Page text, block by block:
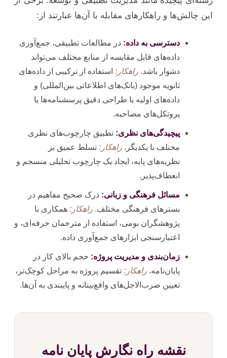
این چالش‌ها و راهکارهای مقابله با آن‌ها عبارتند از:
دسترسی به داده: در مطالعات تطبیقی، جمع‌آوری
داده‌های قابل مقایسه از منابع مختلف می‌تواند
دشوار باشد. راهکار: استفاده از ترکیبی از داده‌های
ثانویه موجود (بانک‌های اطلاعاتی بین‌المللی) و
داده‌های اولیه با طراحی دقیق پرسشنامه‌ها یا
پروتکل‌های مصاحبه.
پیچیدگی‌های نظری: تطبیق چارچوب‌های نظری
مختلف با یکدیگر. راهکار: تسلط عمیق بر
نظریه‌های پایه، ایجاد یک چارچوب تحلیلی منسجم و
انعطاف‌پذیر.
مسائل فرهنگی و زبانی: درک صحیح مفاهیم در
بسترهای فرهنگی مختلف. راهکار: همکاری با
پژوهشگران بومی، استفاده از مترجمان حرفه‌ای، و
اعتبارسنجی ابزارهای جمع‌آوری داده.
زمان‌بندی و مدیریت پروژه: حجم بالای کار در
پایان‌نامه. راهکار: تقسیم پروژه به مراحل کوچک‌تر،
تعیین ضرب‌الاجل‌های واقع‌بینانه و پایبندی به آن‌ها.
نقشه راه نگارش پایان نامه